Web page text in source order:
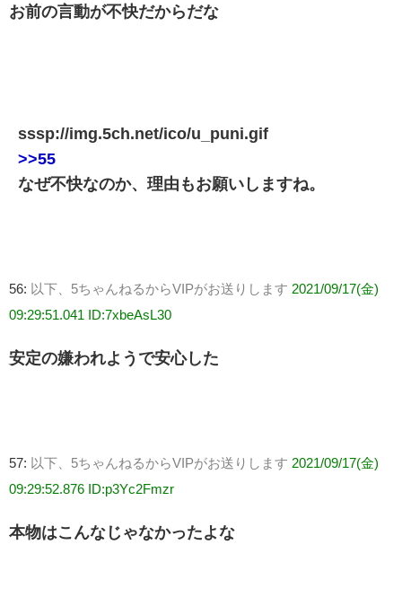
お前の言動が不快だからだな
sssp://img.5ch.net/ico/u_puni.gif
>>55
なぜ不快なのか、理由もお願いしますね。
56: 以下、5ちゃんねるからVIPがお送りします 2021/09/17(金)
09:29:51.041 ID:7xbeAsL30
安定の嫌われようで安心した
57: 以下、5ちゃんねるからVIPがお送りします 2021/09/17(金)
09:29:52.876 ID:p3Yc2Fmzr
本物はこんなじゃなかったよな